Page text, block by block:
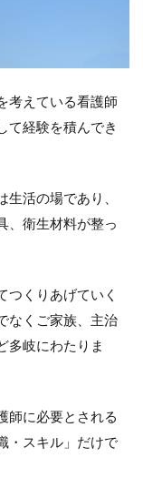
考えている看護師
て経験を積んでき
活の場であり、
、衛生材料が整っ
つくりあげていく
なくご家族、主治
多岐にわたりま
師に必要とされる
・スキル」だけで